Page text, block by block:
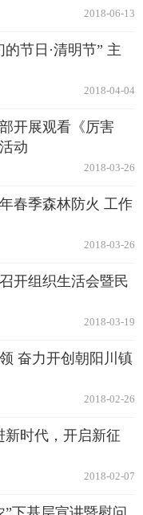
2018-06-13
节日·清明节” 主
2018-04-04
开展观看《厉害
动
2018-03-26
春季森林防火 工作
2018-03-26
开组织生活会暨民
2018-03-19
奋力开创朝阳川镇
2018-02-26
新时代，开启新征
2018-02-07